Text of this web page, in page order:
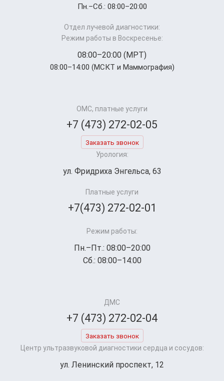
Пн.–Cб.: 08:00–20:00
Отдел лучевой диагностики:
Режим работы в Воскресенье:
08:00–20:00 (МРТ)
08:00–14:00 (МСКТ и Маммография)
ОМС, платные услуги
+7 (473) 272-02-05
Заказать звонок
Урология:
ул. Фридриха Энгельса, 63
Платные услуги
+7(473) 272-02-01
Режим работы:
Пн.–Пт.: 08:00–20:00
Сб.: 08:00–14:00
ДМС
+7 (473) 272-02-04
Заказать звонок
Центр ультразвуковой диагностики сердца и сосудов:
ул. Ленинский проспект, 12